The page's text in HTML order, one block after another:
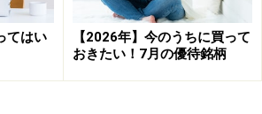
い・ボックス）トレンド
てはい
【2026年】今のうちに買って
おきたい！7月の優待銘柄